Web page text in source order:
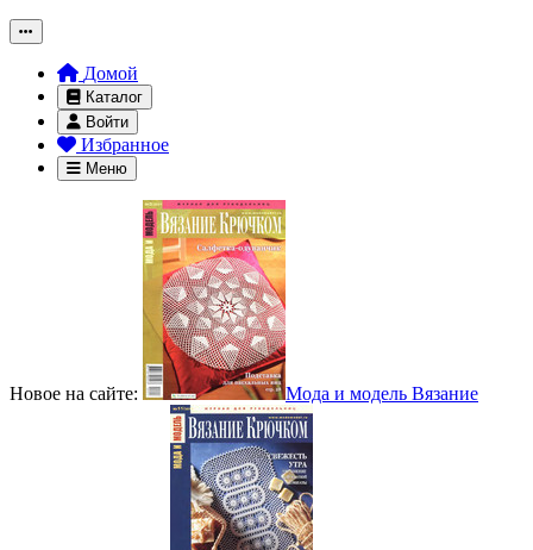
Домой
Каталог
Войти
Избранное
Меню
Новое на сайте: Мода и модель Вязание